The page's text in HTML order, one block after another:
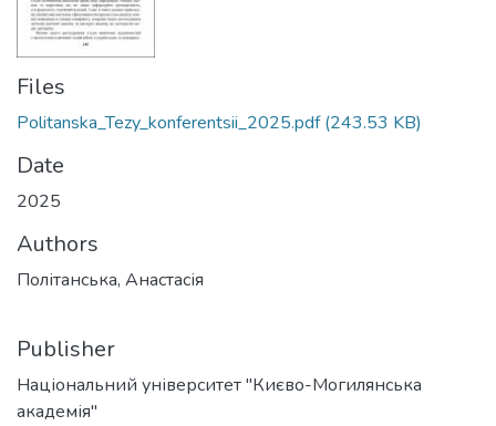
Files
Politanska_Tezy_konferentsii_2025.pdf(243.53 KB)
Date
2025
Authors
Політанська, Анастасія
Publisher
Національний університет "Києво-Могилянська
академія"